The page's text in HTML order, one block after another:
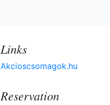
Links
Akcioscsomagok.hu
Reservation